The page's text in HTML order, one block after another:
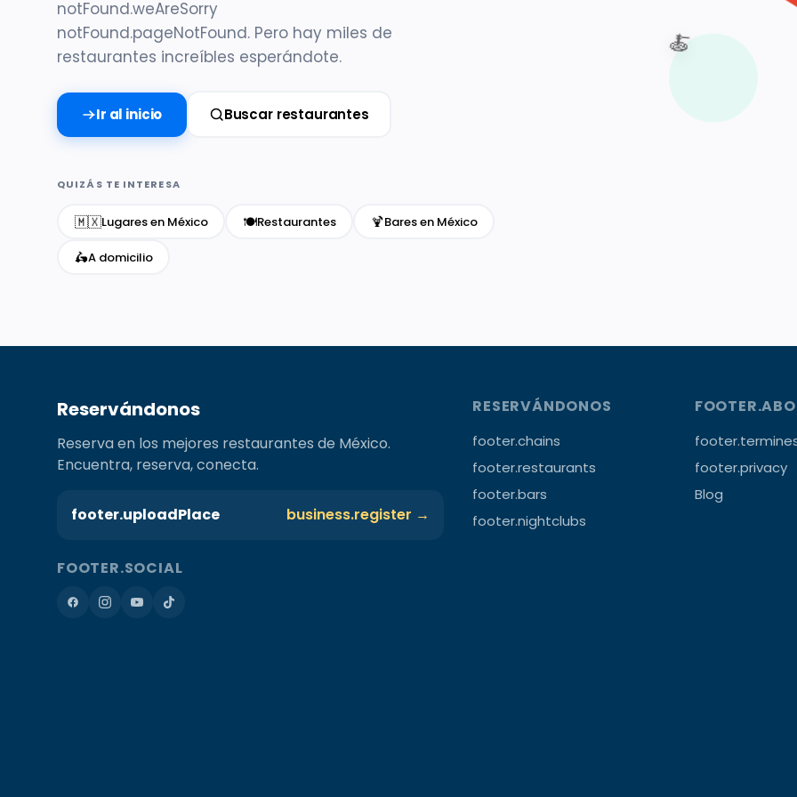
notFound.weAreSorry
notFound.pageNotFound. Pero hay miles de
restaurantes increíbles esperándote.
Ir al inicio Buscar restaurantes
QUIZÁS TE INTERESA
🇲🇽Lugares en México 🍽️Restaurantes 🍹Bares en México
🛵A domicilio
🍝
Reservándonos
Reserva en los mejores restaurantes de México.
Encuentra, reserva, conecta.
footer.uploadPlace business.register →
FOOTER.SOCIAL
RESERVÁNDONOS
footer.chains
footer.restaurants
footer.bars
footer.nightclubs
footer.privacy
Blog